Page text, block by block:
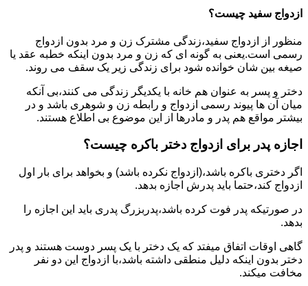
ازدواج سفید چیست؟
منظور از ازدواج سفید،زندگی مشترک زن و مرد بدون ازدواج
رسمی است.یعنی به گونه ای که زن و مرد بدون اینکه خطبه عقد یا
صیغه بین شان خوانده شود برای زندگی زیر یک سقف می روند.
دختر و پسر به عنوان هم خانه با یکدیگر زندگی می کنند،بی آنکه
میان آن ها پیوند رسمی ازدواج و رابطه زن و شوهری باشد و در
بیشتر مواقع هم پدر و مادرها از این موضوع بی اطلاع هستند.
اجازه پدر برای ازدواج دختر باکره چیست؟
اگر دختری باکره باشد،(ازدواج نکرده باشد) و بخواهد برای بار اول
ازدواج کند،حتما باید پدرش اجازه بدهد.
در صورتیکه پدر فوت کرده باشد،پدربزرگ پدری باید این اجازه را
بدهد.
گاهی اوقات اتفاق میفتد که یک دختر با یک پسر دوست هستند و پدر
دختر بدون اینکه دلیل منطقی داشته باشد،با ازدواج این دو نفر
مخافت میکند.